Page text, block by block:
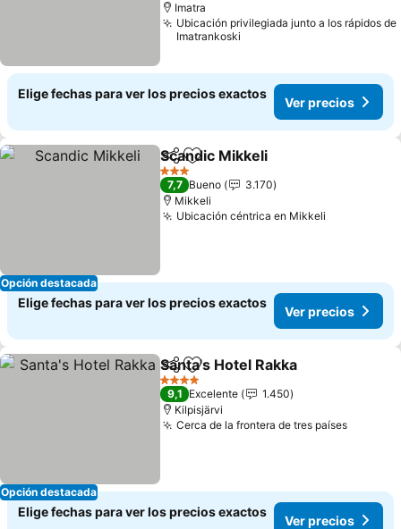
Imatra
Ubicación privilegiada junto a los rápidos de
Imatrankoski
Elige fechas para ver los precios exactos
Ver precios
Opción destacada
CompartirAgregar a favoritos
Scandic Mikkeli
3 Estrellas
7,7 Bueno
3.170
Mikkeli
Ubicación céntrica en Mikkeli
Elige fechas para ver los precios exactos
Ver precios
Opción destacada
CompartirAgregar a favoritos
Santa's Hotel Rakka
4 Estrellas
9,1 Excelente
1.450
Kilpisjärvi
Cerca de la frontera de tres países
Elige fechas para ver los precios exactos
Ver precios